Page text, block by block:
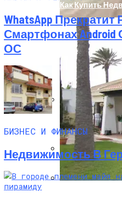
Из Чего
Смартфоны И
Семейную
Как Купить
WhatsApp Прекратит
Смартфонах Android
ОС
БИЗНЕС И ФИНАНСЫ
Недвижимость В